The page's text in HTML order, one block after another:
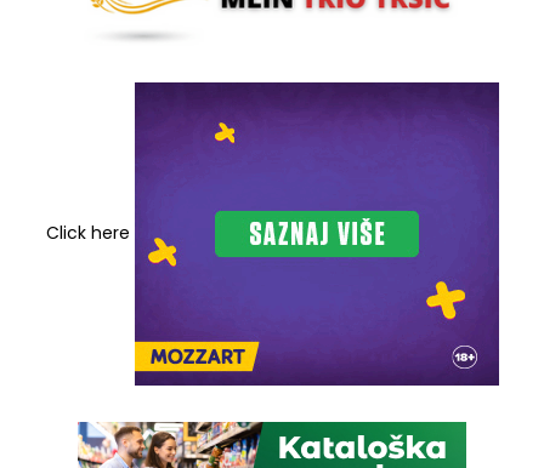
Click here